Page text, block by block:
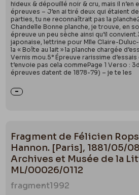
hideux & dépouillé noir & cru, mais il n’en
épreuves – J’en ai tiré deux qui étaient
parties, tu ne reconnaîtrait pas la
Chandelle Bonne planche, je trouve, en
épreuve un peu sèche ainsi qu’il
japonaise, lettrine pour Mlle Claire-
la « Boîte au lait » la planche chargée
Vernis mou.5° Épreuve rarissime
t’envoie pas cela commePage 1 Verso :
épreuves datent de 1878-79) – je te les
Fragment de Félicien
Hannon. [Paris], 1881/05/
Archives et Musée de la
ML/00026/0112
fragment1992